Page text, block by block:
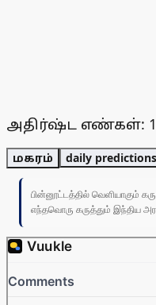
அதிர்ஷ்ட எண்கள்: 1,
மகரம் daily predictions
பின்னூட்டத்தில் வெளியாகும்
எந்தவொரு கருத்தும் இந்திய